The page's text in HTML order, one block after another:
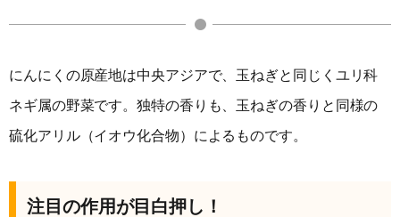
にんにくの原産地は中央アジアで、玉ねぎと同じくユリ科
ネギ属の野菜です。独特の香りも、玉ねぎの香りと同様の
硫化アリル（イオウ化合物）によるものです。
注目の作用が目白押し！